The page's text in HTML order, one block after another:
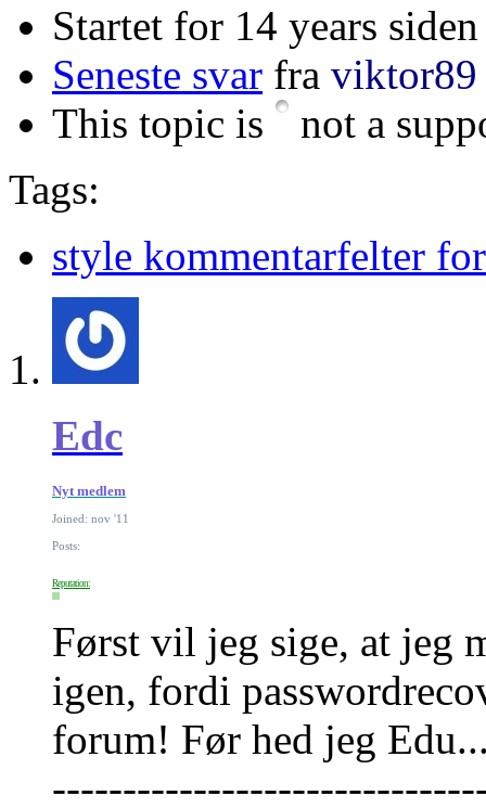
Startet for 14 years
Seneste svar fra viktor89
This topic is
not a
Tags:
style kommentarfelter
Edc
Nyt medlem
Joined: nov '11
Posts:
Reputation:
Først vil jeg sige, at jeg
igen, fordi
forum! Før hed jeg